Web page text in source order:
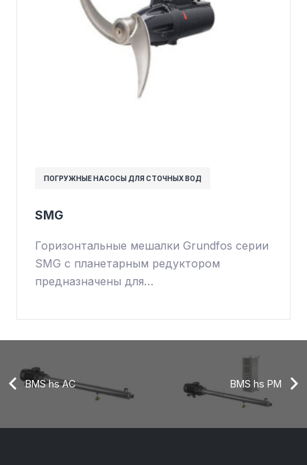
ПОГРУЖНЫЕ НАСОСЫ ДЛЯ СТОЧНЫХ ВОД
SMG
Горизонтальные мешалки Grundfos серии
SMG с планетарным редуктором
предназначены для…
BMS hs AC BMS hs PM